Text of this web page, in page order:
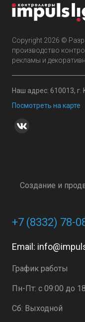
Copyright 2026 ©
производство
рекламы и
Наш адрес: 610013,
Посмотреть на карте
Создание и
+7 (8332) 78-
Email:
График работы
Пн-Пт: с 09:00 до
Сб: Выходной